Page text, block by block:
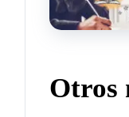
Otros